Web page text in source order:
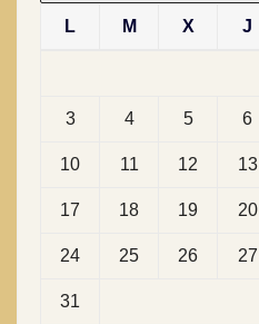
L M X J
3 4 5 6
10 11 12 13
17 18 19 20
24 25 26 27
31